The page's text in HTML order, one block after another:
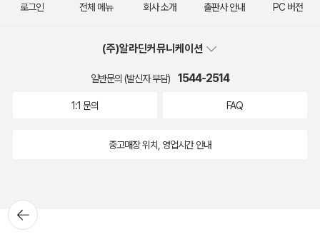
뒤로가
기
로그인 전체 메뉴 회사 소개 출판사 안내 PC 버전
(주)알라딘커뮤니케이션
일반문의 (발신자 부담) 1544-2514
1:1 문의 FAQ
중고매장 위치, 영업시간 안내